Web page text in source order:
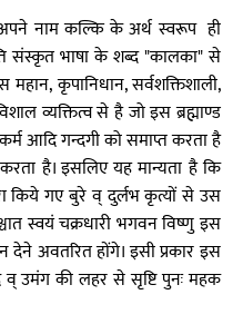
नाम कल्कि के अर्थ स्वरूप ही
संस्कृत भाषा के शब्द "कालका" से
कृपानिधान, सर्वशक्तिशाली,
व्यक्तित्व से है जो इस ब्रह्माण्ड
आदि गन्दगी को समाप्त करता है
है। इसलिए यह मान्यता है कि
किये गए बुरे व् दुर्लभ कृत्यों से उस
स्वयं चक्रधारी भगवन विष्णु इस
देने अवतरित होंगे। इसी प्रकार इस
उमंग की लहर से सृष्टि पुनः महक